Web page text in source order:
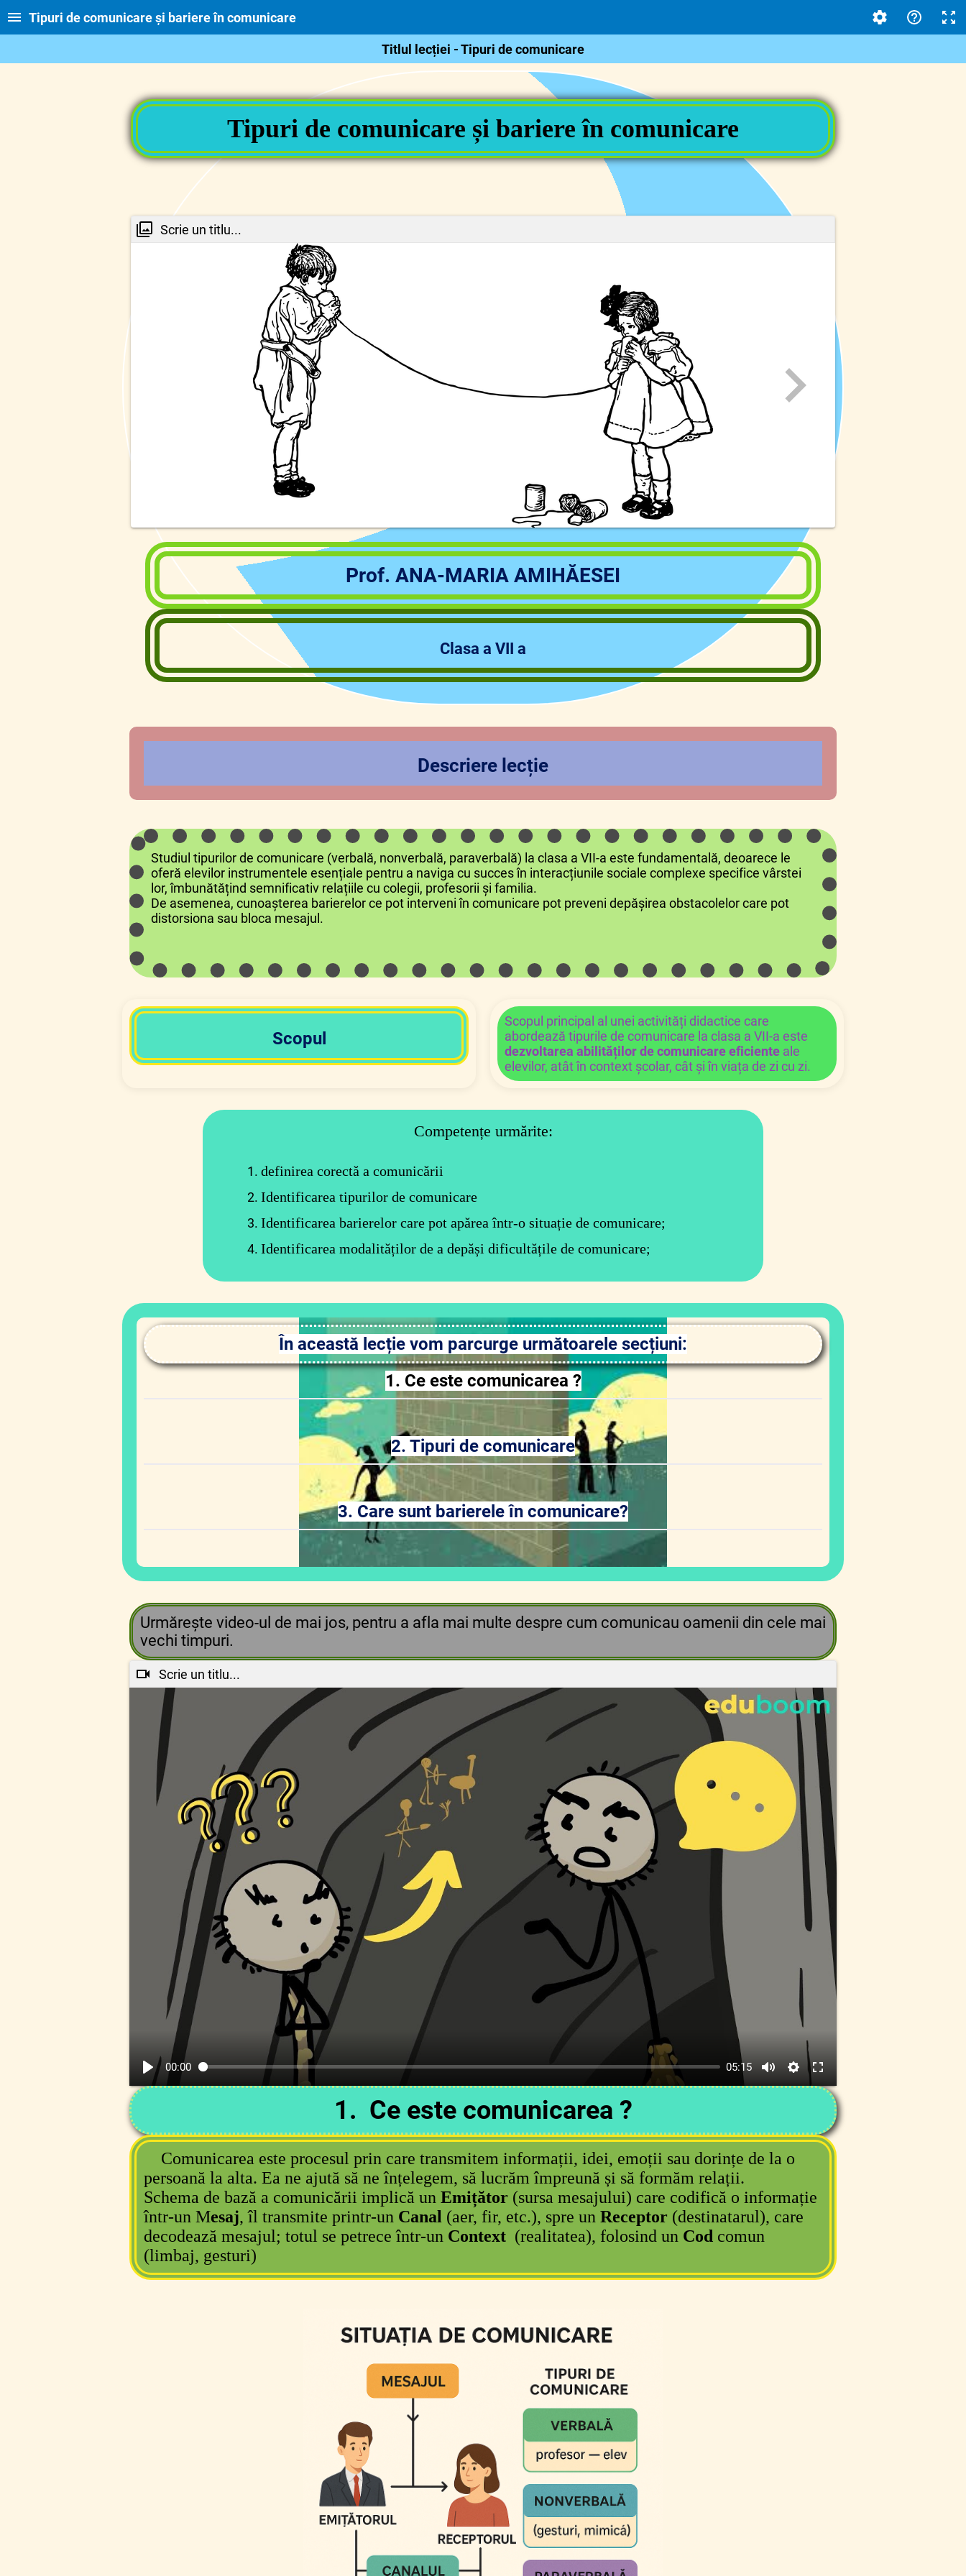
Tipuri de comunicare și bariere în comunicare
Titlul lecției - Tipuri de comunicare
Tipuri de comunicare și bariere în comunicare
Scrie un titlu...
Prof. ANA-MARIA AMIHĂESEI
Clasa a VII a
Descriere lecție
Studiul tipurilor de comunicare (verbală, nonverbală, paraverbală) la clasa a VII-a este fundamentală, deoarece le
oferă elevilor instrumentele esențiale pentru a naviga cu succes în interacțiunile sociale complexe specifice vârstei
lor, îmbunătățind semnificativ relațiile cu colegii, profesorii și familia.
De asemenea, cunoașterea barierelor ce pot interveni în comunicare pot preveni depășirea obstacolelor care pot
distorsiona sau bloca mesajul.
Scopul
Scopul principal al unei activități didactice care
abordează tipurile de comunicare la clasa a VII-a este
dezvoltarea abilităților de comunicare eficiente ale
elevilor, atât în context școlar, cât și în viața de zi cu zi.
Competențe urmărite:
definirea corectă a comunicării
Identificarea tipurilor de comunicare
Identificarea barierelor care pot apărea într-o situație de comunicare;
Identificarea modalităților de a depăși dificultățile de comunicare;
În această lecție vom parcurge următoarele secțiuni:
1. Ce este comunicarea ?
2. Tipuri de comunicare
3. Care sunt barierele în comunicare?
Urmărește video-ul de mai jos, pentru a afla mai multe despre cum comunicau oamenii din cele mai
vechi timpuri.
Scrie un titlu...
00:00 05:15
1. Ce este comunicarea ?
Comunicarea este procesul prin care transmitem informații, idei, emoții sau dorințe de la o
persoană la alta. Ea ne ajută să ne înțelegem, să lucrăm împreună și să formăm relații.
Schema de bază a comunicării implică un Emițător (sursa mesajului) care codifică o informație
într-un Mesaj, îl transmite printr-un Canal (aer, fir, etc.), spre un Receptor (destinatarul), care
decodează mesajul; totul se petrece într-un Context (realitatea), folosind un Cod comun
(limbaj, gesturi)